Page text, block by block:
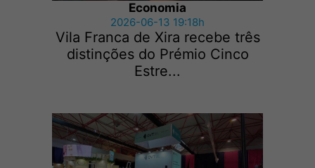
Economia
2026-06-13 19:18h
Vila Franca de Xira recebe três
distinções do Prémio Cinco
Estre...